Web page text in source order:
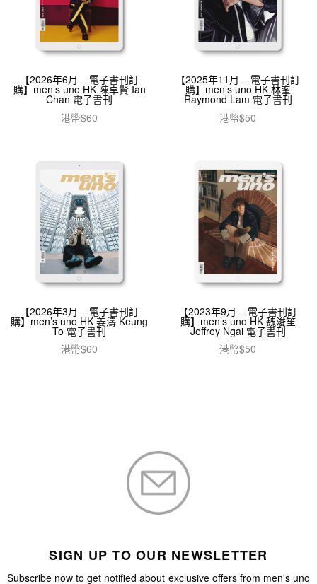
【2026年6月 – 電子書刊訂
購】men’s uno HK 陳卓賢 Ian
Chan 電子書刊
港幣$60
【2025年11月 – 電子書刊訂
購】men’s uno HK 林峯
Raymond Lam 電子書刊
港幣$50
【2026年3月 – 電子書刊訂
購】men’s uno HK 姜濤 Keung
To 電子書刊
港幣$60
【2023年9月 – 電子書刊訂
購】men’s uno HK 魏浚笙
Jeffrey Ngai 電子書刊
港幣$50
SIGN UP TO OUR NEWSLETTER
Subscribe now to get notified about exclusive offers from men's uno